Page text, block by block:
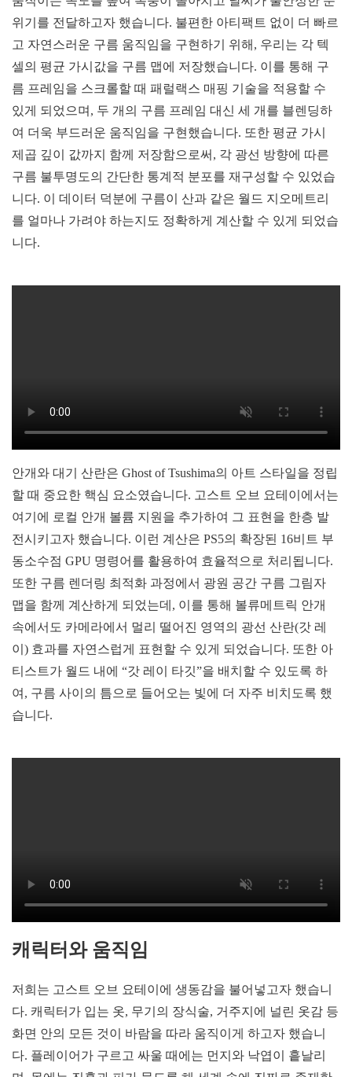
위기를 전달하고자 했습니다. 불편한 아티팩트 없이 더 빠르
고 자연스러운 구름 움직임을 구현하기 위해, 우리는 각 텍
셀의 평균 가시값을 구름 맵에 저장했습니다. 이를 통해 구
름 프레임을 스크롤할 때 패럴랙스 매핑 기술을 적용할 수
있게 되었으며, 두 개의 구름 프레임 대신 세 개를 블렌딩하
여 더욱 부드러운 움직임을 구현했습니다. 또한 평균 가시
제곱 깊이 값까지 함께 저장함으로써, 각 광선 방향에 따른
구름 불투명도의 간단한 통계적 분포를 재구성할 수 있었습
니다. 이 데이터 덕분에 구름이 산과 같은 월드 지오메트리
를 얼마나 가려야 하는지도 정확하게 계산할 수 있게 되었습
니다.
안개와 대기 산란은 Ghost of Tsushima의 아트 스타일을 정립
할 때 중요한 핵심 요소였습니다. 고스트 오브 요테이에서는
여기에 로컬 안개 볼륨 지원을 추가하여 그 표현을 한층 발
전시키고자 했습니다. 이런 계산은 PS5의 확장된 16비트 부
동소수점 GPU 명령어를 활용하여 효율적으로 처리됩니다.
또한 구름 렌더링 최적화 과정에서 광원 공간 구름 그림자
맵을 함께 계산하게 되었는데, 이를 통해 볼류메트릭 안개
속에서도 카메라에서 멀리 떨어진 영역의 광선 산란(갓 레
이) 효과를 자연스럽게 표현할 수 있게 되었습니다. 또한 아
티스트가 월드 내에 “갓 레이 타깃”을 배치할 수 있도록 하
여, 구름 사이의 틈으로 들어오는 빛에 더 자주 비치도록 했
습니다.
캐릭터와 움직임
저희는 고스트 오브 요테이에 생동감을 불어넣고자 했습니
다. 캐릭터가 입는 옷, 무기의 장식술, 거주지에 널린 옷감 등
화면 안의 모든 것이 바람을 따라 움직이게 하고자 했습니
다. 플레이어가 구르고 싸울 때에는 먼지와 낙엽이 흩날리